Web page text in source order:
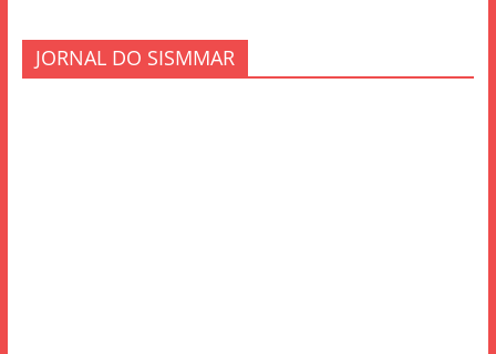
JORNAL DO SISMMAR